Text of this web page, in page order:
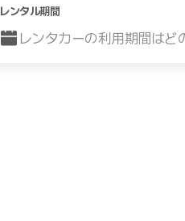
レンタル期間